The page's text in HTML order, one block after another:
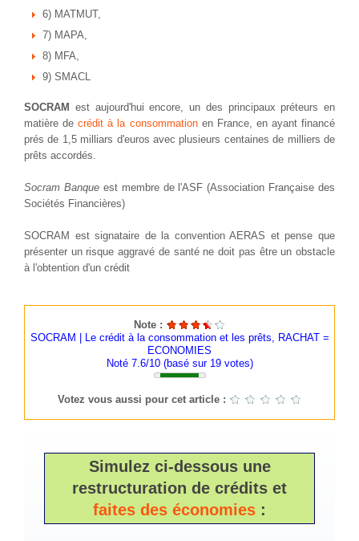
6) MATMUT,
7) MAPA,
8) MFA,
9) SMACL
SOCRAM est aujourd'hui encore, un des principaux préteurs en
matière de crédit à la consommationen France, en ayant financé
prés de 1,5 milliars d'euros avec plusieurs centaines de milliers de
prêts accordés.
Socram Banqueest membre de l'ASF (Association Française des
Sociétés Financières)
SOCRAM est signataire de la convention AERAS et pense que
présenter un risque aggravé de santé ne doit pas être un obstacle
à l'obtention d'un crédit
Note :
SOCRAM | Le crédit à la consommation et les prêts, RACHAT =
ECONOMIES
Noté 7.6/10 (basé sur 19votes)
Votez vous aussi pour cet article :
Simulez ci-dessous une
restructuration de crédits et
faites des économies :